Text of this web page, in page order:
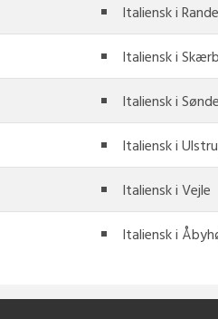
Italiensk i
Italiensk i
Italiensk i
Italiensk i
Italiensk i Vejle
Italiensk i